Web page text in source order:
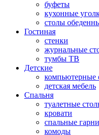
буфеты
кухонные
столы
Гостиная
стенки
журнальные
тумбы ТВ
Детские
компьютерные
детская мебель
Спальня
туалетные
кровати
спальные
комоды